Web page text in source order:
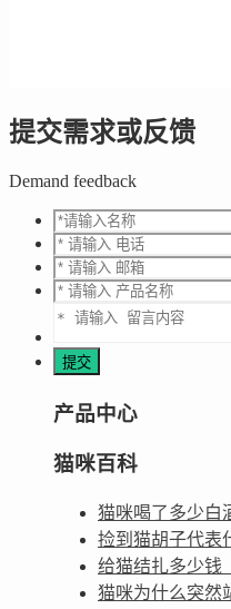
提交需求或反馈
Demand feedback
产品中心
猫咪百科
猫咪喝了多少白
捡到猫胡子代表
给猫结扎多少钱
猫咪为什么突然